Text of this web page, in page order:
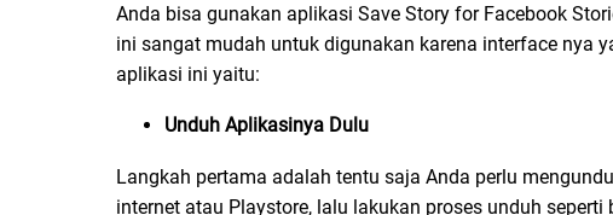
Anda bisa gunakan aplikasi Save Story for Facebook
ini sangat mudah untuk digunakan karena interface nya
aplikasi ini yaitu:
Unduh Aplikasinya Dulu
Langkah pertama adalah tentu saja Anda perlu
internet atau Playstore, lalu lakukan proses unduh